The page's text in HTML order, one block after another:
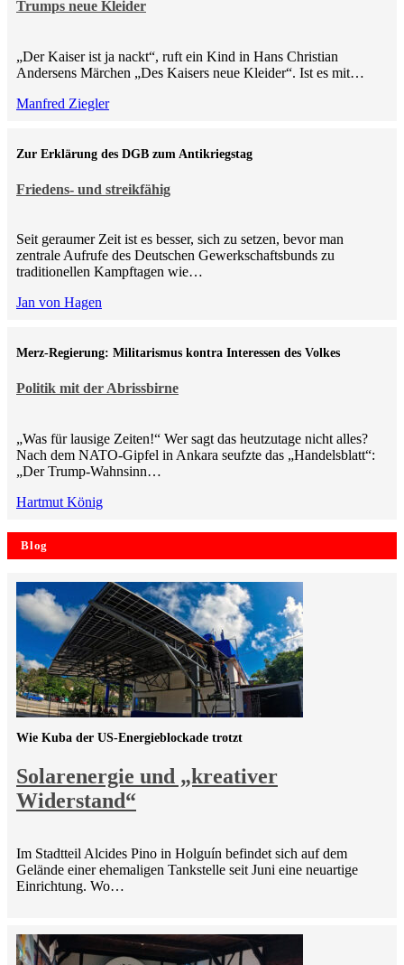
Trumps neue Kleider
„Der Kaiser ist ja nackt“, ruft ein Kind in Hans Christian
Andersens Märchen „Des Kaisers neue Kleider“. Ist es mit…
Manfred Ziegler
Friedens- und streikfähig
Zur Erklärung des DGB zum Antikriegstag
Seit geraumer Zeit ist es besser, sich zu setzen, bevor man
zentrale Aufrufe des Deutschen Gewerkschaftsbunds zu
traditionellen Kampftagen wie…
Jan von Hagen
Politik mit der Abrissbirne
Merz-Regierung: Militarismus kontra Inte­ressen des Volkes
„Was für lausige Zeiten!“ Wer sagt das heutzutage nicht alles?
Nach dem NATO-Gipfel in Ankara seufzte das „Handelsblatt“:
„Der Trump-Wahnsinn…
Hartmut König
Blog
Solarenergie und „kreativer
Widerstand“
Wie Kuba der US-Energieblockade trotzt
Im Stadtteil Alcides Pino in Holguín befindet sich auf dem
Gelände einer ehemaligen Tankstelle seit Juni eine neuartige
Einrichtung. Wo…